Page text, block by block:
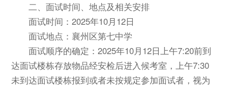
二、面试时间、地点及相关安排
面试时间：2025年10月12日
面试地点：襄州区第七中学
面试顺序的确定：2025年10月12日上午7:20前到
达面试楼栋存放物品经安检后进入候考室，上午7:30
未到达面试楼栋报到或者未按规定参加面试者，视为